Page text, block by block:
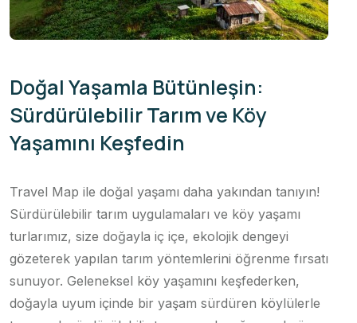
Doğal Yaşamla Bütünleşin:
Sürdürülebilir Tarım ve Köy
Yaşamını Keşfedin
Travel Map ile doğal yaşamı daha yakından tanıyın!
Sürdürülebilir tarım uygulamaları ve köy yaşamı
turlarımız, size doğayla iç içe, ekolojik dengeyi
gözeterek yapılan tarım yöntemlerini öğrenme fırsatı
sunuyor. Geleneksel köy yaşamını keşfederken,
doğayla uyum içinde bir yaşam sürdüren köylülerle